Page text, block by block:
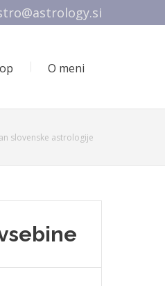
O meni
slovenske astrologije